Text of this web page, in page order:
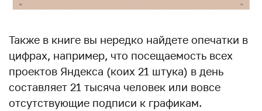
Также в книге вы нередко найдете опечатки в
цифрах, например, что посещаемость всех
проектов Яндекса (коих 21 штука) в день
составляет 21 тысяча человек или вовсе
отсутствующие подписи к графикам.